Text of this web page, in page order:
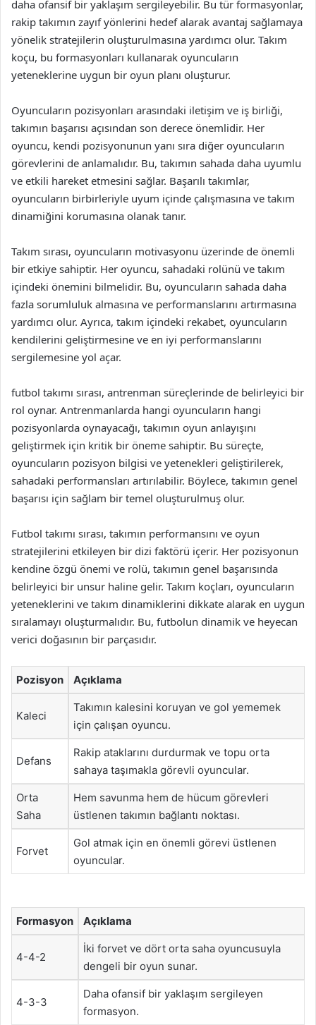
daha ofansif bir yaklaşım sergileyebilir. Bu tür formasyonlar,
rakip takımın zayıf yönlerini hedef alarak avantaj sağlamaya
yönelik stratejilerin oluşturulmasına yardımcı olur. Takım
koçu, bu formasyonları kullanarak oyuncuların
yeteneklerine uygun bir oyun planı oluşturur.
Oyuncuların pozisyonları arasındaki iletişim ve iş birliği,
takımın başarısı açısından son derece önemlidir. Her
oyuncu, kendi pozisyonunun yanı sıra diğer oyuncuların
görevlerini de anlamalıdır. Bu, takımın sahada daha uyumlu
ve etkili hareket etmesini sağlar. Başarılı takımlar,
oyuncuların birbirleriyle uyum içinde çalışmasına ve takım
dinamiğini korumasına olanak tanır.
Takım sırası, oyuncuların motivasyonu üzerinde de önemli
bir etkiye sahiptir. Her oyuncu, sahadaki rolünü ve takım
içindeki önemini bilmelidir. Bu, oyuncuların sahada daha
fazla sorumluluk almasına ve performanslarını artırmasına
yardımcı olur. Ayrıca, takım içindeki rekabet, oyuncuların
kendilerini geliştirmesine ve en iyi performanslarını
sergilemesine yol açar.
futbol takımı sırası, antrenman süreçlerinde de belirleyici bir
rol oynar. Antrenmanlarda hangi oyuncuların hangi
pozisyonlarda oynayacağı, takımın oyun anlayışını
geliştirmek için kritik bir öneme sahiptir. Bu süreçte,
oyuncuların pozisyon bilgisi ve yetenekleri geliştirilerek,
sahadaki performansları artırılabilir. Böylece, takımın genel
başarısı için sağlam bir temel oluşturulmuş olur.
Futbol takımı sırası, takımın performansını ve oyun
stratejilerini etkileyen bir dizi faktörü içerir. Her pozisyonun
kendine özgü önemi ve rolü, takımın genel başarısında
belirleyici bir unsur haline gelir. Takım koçları, oyuncuların
yeteneklerini ve takım dinamiklerini dikkate alarak en uygun
sıralamayı oluşturmalıdır. Bu, futbolun dinamik ve heyecan
verici doğasının bir parçasıdır.
Pozisyon Açıklama
Kaleci
Takımın kalesini koruyan ve gol yememek
için çalışan oyuncu.
Defans
Rakip ataklarını durdurmak ve topu orta
sahaya taşımakla görevli oyuncular.
Orta
Saha
Hem savunma hem de hücum görevleri
üstlenen takımın bağlantı noktası.
Forvet
Gol atmak için en önemli görevi üstlenen
oyuncular.
Formasyon Açıklama
4-4-2
İki forvet ve dört orta saha oyuncusuyla
dengeli bir oyun sunar.
4-3-3
Daha ofansif bir yaklaşım sergileyen
formasyon.